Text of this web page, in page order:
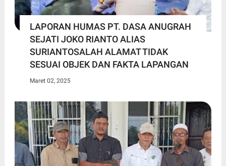
LAPORAN HUMAS PT. DASA ANUGRAH
SEJATI JOKO RIANTO ALIAS
SURIANTOSALAH ALAMAT TIDAK
SESUAI OBJEK DAN FAKTA LAPANGAN
Maret 02, 2025